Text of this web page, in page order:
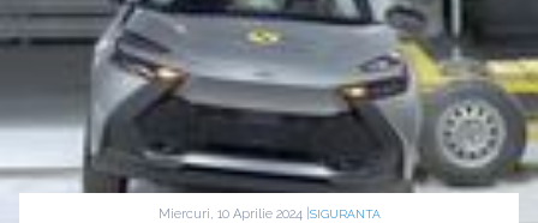
Miercuri, 10 Aprilie 2024 | SIGURANTA